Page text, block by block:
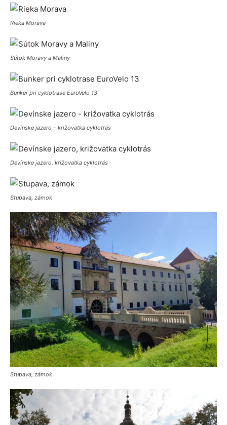
Rieka Morava
Sútok Moravy a Maliny
Bunker pri cyklotrase EuroVelo 13
Devínske jazero – križovatka cyklotrás
Devínske jazero, križovatka cyklotrás
Stupava, zámok
Stupava, zámok